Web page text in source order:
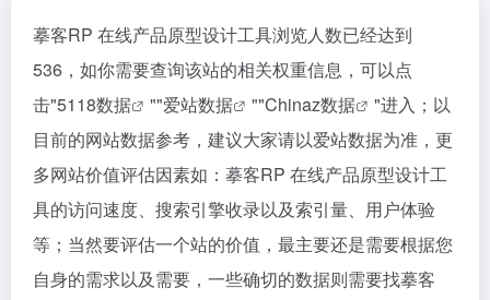
摹客RP 在线产品原型设计工具浏览人数已经达到
536，如你需要查询该站的相关权重信息，可以点
击"5118数据 ""爱站数据 ""Chinaz数据
"进入；以
目前的网站数据参考，建议大家请以爱站数据为准，更
多网站价值评估因素如：摹客RP 在线产品原型设计工
具的访问速度、搜索引擎收录以及索引量、用户体验
等；当然要评估一个站的价值，最主要还是需要根据您
自身的需求以及需要，一些确切的数据则需要找摹客